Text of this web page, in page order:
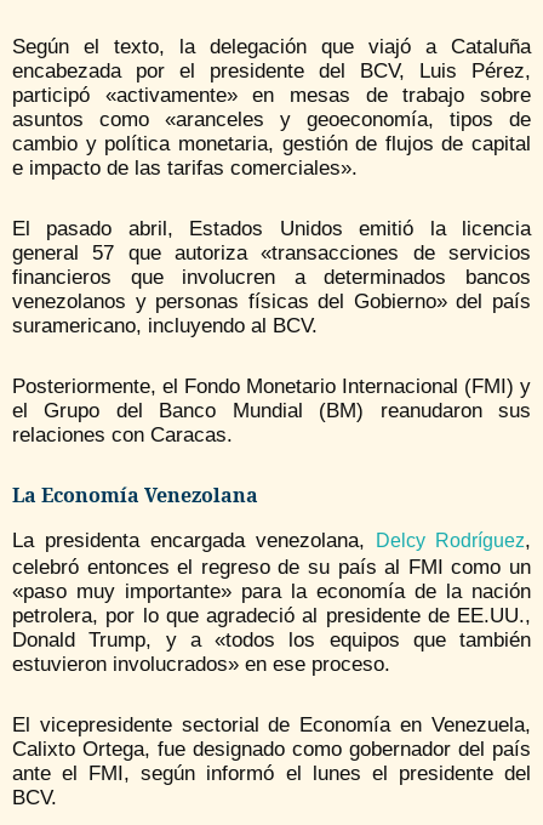
Según el texto, la delegación que viajó a Cataluña
encabezada por el presidente del BCV, Luis Pérez,
participó «activamente» en mesas de trabajo sobre
asuntos como «aranceles y geoeconomía, tipos de
cambio y política monetaria, gestión de flujos de capital
e impacto de las tarifas comerciales».
El pasado abril, Estados Unidos emitió la licencia
general 57 que autoriza «transacciones de servicios
financieros que involucren a determinados bancos
venezolanos y personas físicas del Gobierno» del país
suramericano, incluyendo al BCV.
Posteriormente, el Fondo Monetario Internacional (FMI) y
el Grupo del Banco Mundial (BM) reanudaron sus
relaciones con Caracas.
La Economía Venezolana
La presidenta encargada venezolana, Delcy Rodríguez,
celebró entonces el regreso de su país al FMI como un
«paso muy importante» para la economía de la nación
petrolera, por lo que agradeció al presidente de EE.UU.,
Donald Trump, y a «todos los equipos que también
estuvieron involucrados» en ese proceso.
El vicepresidente sectorial de Economía en Venezuela,
Calixto Ortega, fue designado como gobernador del país
ante el FMI, según informó el lunes el presidente del
BCV.